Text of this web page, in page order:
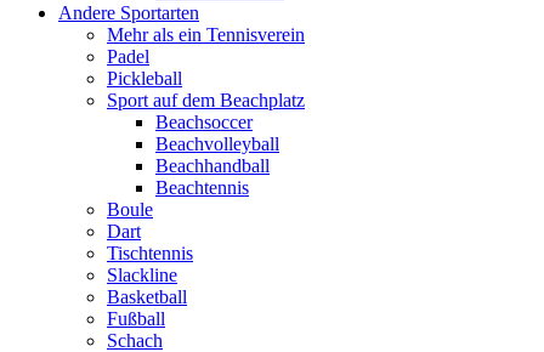
Andere Sportarten
Mehr als ein Tennisverein
Padel
Pickleball
Sport auf dem Beachplatz
Beachsoccer
Beachvolleyball
Beachhandball
Beachtennis
Boule
Dart
Tischtennis
Slackline
Basketball
Fußball
Schach